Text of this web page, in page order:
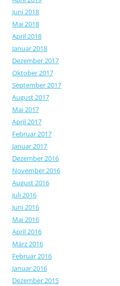
Juni 2018
Mai 2018
April 2018
Januar 2018
Dezember 2017
Oktober 2017
September 2017
August 2017
Mai 2017
April 2017
Februar 2017
Januar 2017
Dezember 2016
November 2016
August 2016
Juli 2016
Juni 2016
Mai 2016
April 2016
März 2016
Februar 2016
Januar 2016
Dezember 2015